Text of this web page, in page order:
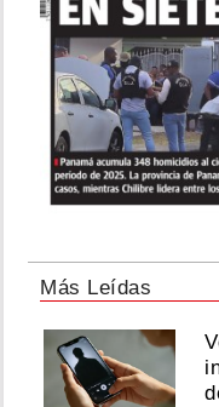
Más Leídas